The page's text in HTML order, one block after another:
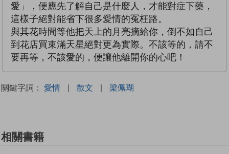
愛」，便應先了解自己是什麼人，才能對症下藥，
這樣子絕對能省下很多愛情的冤枉路。
與其花時間等他把天上的月亮摘給你，倒不如自己
到花店買束滿天星絕對更為實際。不該等的，請不
要再等，不該愛的，便讓他離開你的心吧！
關鍵字詞： 愛情 | 散文 | 梁佩瑚
相關書籍